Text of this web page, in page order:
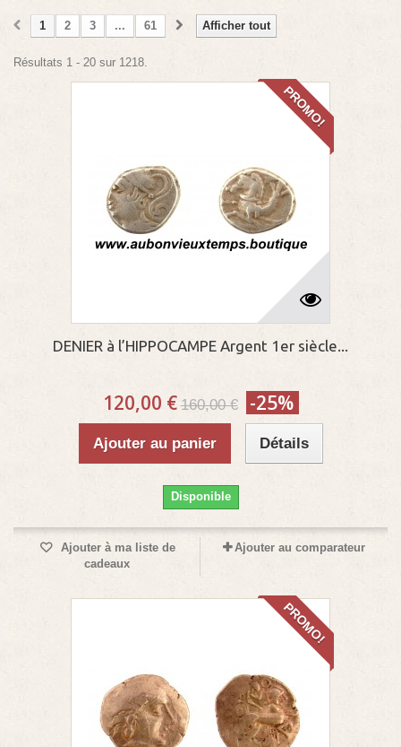
Afficher tout
1 2 3 ... 61
Résultats 1 - 20 sur 1218.
PROMO!
DENIER à l’HIPPOCAMPE Argent 1er siècle...
120,00 € 160,00 € -25%
Ajouter au panier Détails
Disponible
Ajouter à ma liste de
cadeaux
Ajouter au comparateur
PROMO!